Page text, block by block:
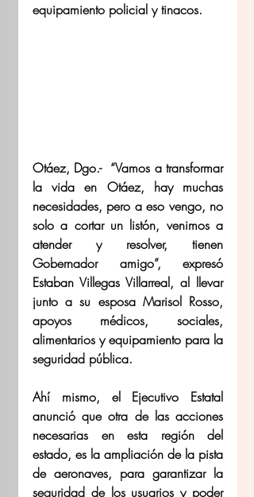
equipamiento policial y tinacos.
Otáez, Dgo.-  “Vamos a transformar
la vida en Otáez, hay muchas
necesidades, pero a eso vengo, no
solo a cortar un listón, venimos a
atender y resolver, tienen
Gobernador amigo”, expresó
Estaban Villegas Villarreal, al llevar
junto a su esposa Marisol Rosso,
apoyos médicos, sociales,
alimentarios y equipamiento para la
seguridad pública.
Ahí mismo, el Ejecutivo Estatal
anunció que otra de las acciones
necesarias en esta región del
estado, es la ampliación de la pista
de aeronaves, para garantizar la
seguridad de los usuarios y poder